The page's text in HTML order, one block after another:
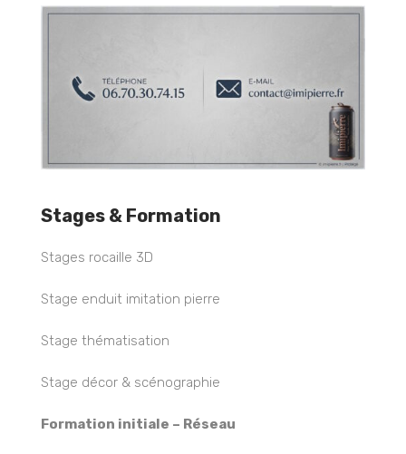
Stages & Formation
Stages rocaille 3D
Stage enduit imitation pierre
Stage thématisation
Stage décor & scénographie
Formation initiale – Réseau